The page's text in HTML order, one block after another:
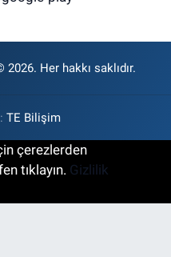
Her hakkı saklıdır.
TE Bilişim
çerezlerden
tıklayın. Gizlilik